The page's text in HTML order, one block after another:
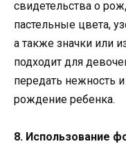
свидетельства о
пастельные цвета,
а также значки или
подходит для
передать нежность
рождение ребенка.
8. Использование